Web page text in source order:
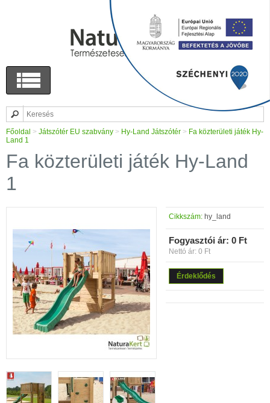
Főoldal > Játszótér EU szabvány > Hy-Land Játszótér > Fa közterületi játék Hy-
Land 1
Fa közterületi játék Hy-Land
1
Cikkszám: hy_land
Fogyasztói ár: 0 Ft
Nettó ár: 0 Ft
Érdeklődés